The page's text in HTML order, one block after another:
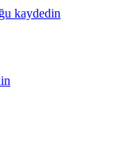
kaydedin